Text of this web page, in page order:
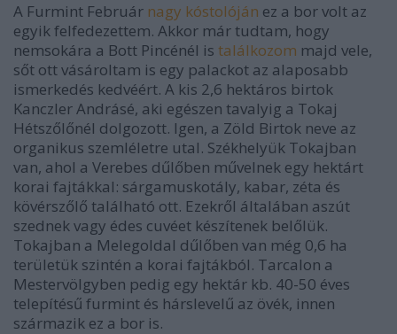
A Furmint Február nagy kóstolóján ez a bor volt az
egyik felfedezettem. Akkor már tudtam, hogy
nemsokára a Bott Pincénél is találkozom majd vele,
sőt ott vásároltam is egy palackot az alaposabb
ismerkedés kedvéért. A kis 2,6 hektáros birtok
Kanczler Andrásé, aki egészen tavalyig a Tokaj
Hétszőlőnél dolgozott. Igen, a Zöld Birtok neve az
organikus szemléletre utal. Székhelyük Tokajban
van, ahol a Verebes dűlőben művelnek egy hektárt
korai fajtákkal: sárgamuskotály, kabar, zéta és
kövérszőlő található ott. Ezekről általában aszút
szednek vagy édes cuvéet készítenek belőlük.
Tokajban a Melegoldal dűlőben van még 0,6 ha
területük szintén a korai fajtákból. Tarcalon a
Mestervölgyben pedig egy hektár kb. 40-50 éves
telepítésű furmint és hárslevelű az övék, innen
származik ez a bor is.